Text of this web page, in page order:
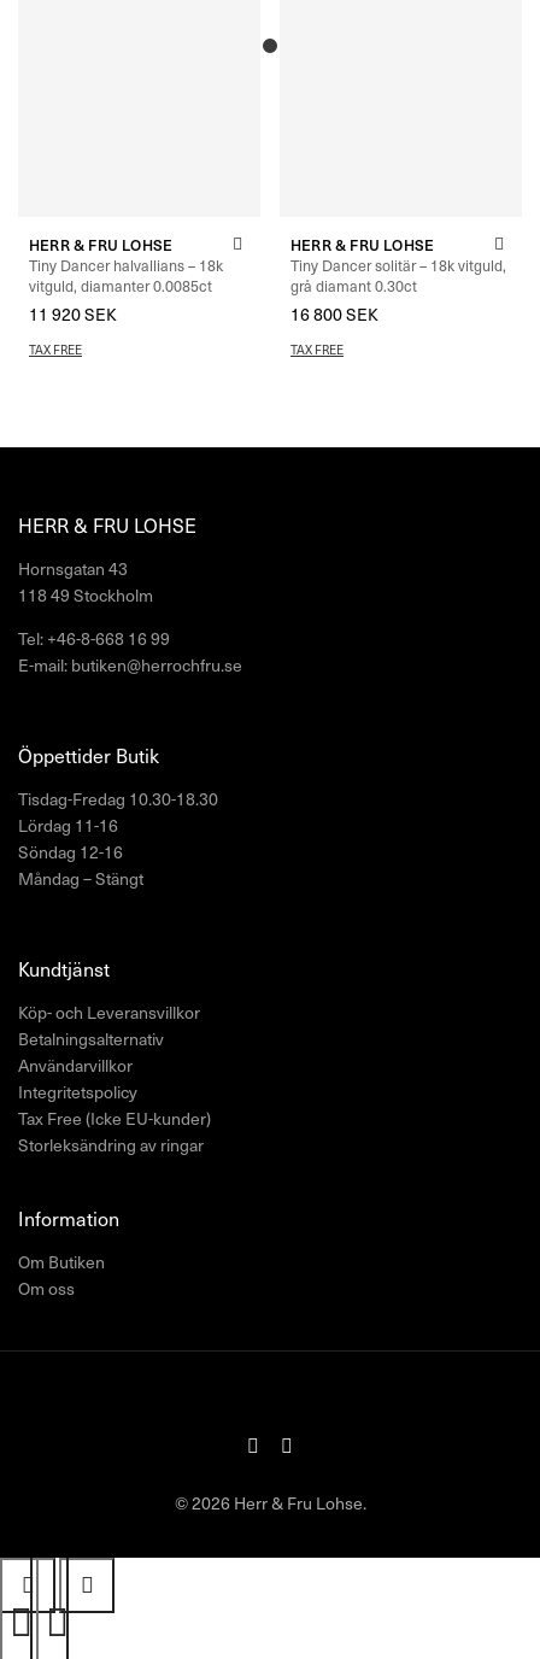
HERR & FRU LOHSE
Tiny Dancer halvallians – 18k
vitguld, diamanter 0.0085ct
11 920SEK
TAX FREE
HERR & FRU LOHSE
Tiny Dancer solitär – 18k vitguld,
grå diamant 0.30ct
16 800SEK
TAX FREE
HERR & FRU LOHSE
Hornsgatan 43
118 49 Stockholm
Tel: +46-8-668 16 99
E-mail: butiken@herrochfru.se
Öppettider Butik
Tisdag-Fredag 10.30-18.30
Lördag 11-16
Söndag 12-16
Måndag – Stängt
Kundtjänst
Köp- och Leveransvillkor
Betalningsalternativ
Användarvillkor
Integritetspolicy
Tax Free (Icke EU-kunder)
Storleksändring av ringar
Information
Om Butiken
Om oss
© 2026 Herr & Fru Lohse.